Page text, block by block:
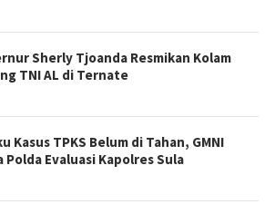
Sherly Tjoanda Resmikan Kolam
TNI AL di Ternate
Kasus TPKS Belum di Tahan, GMNI
Polda Evaluasi Kapolres Sula